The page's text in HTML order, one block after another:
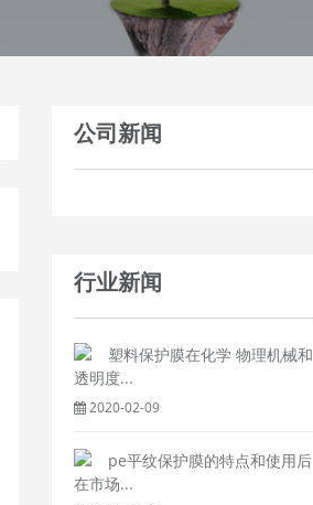
公司新闻
行业新闻
塑料保护膜在化学 物理机械和
透明度...
2020-02-09
pe平纹保护膜的特点和使用后
在市场...